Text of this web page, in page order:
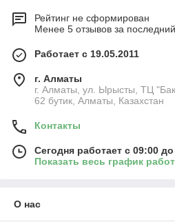
Рейтинг не сформирован
Менее 5 отзывов за
Работает с 19.05.2011
г. Алматы
г. Алматы, ул. Ырысты, ТЦ
62 бутик, Алматы, Казахстан
Контакты
Сегодня работает с 09:00
Показать весь график
О нас